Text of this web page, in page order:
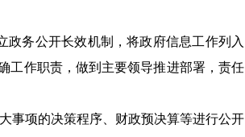
政务公开长效机制，将政府信息工作列入
工作职责，做到主要领导推进部署，责任
事项的决策程序、财政预决算等进行公开